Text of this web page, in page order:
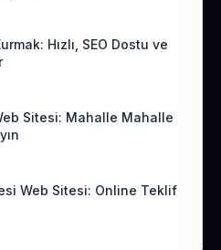
Hızlı, SEO Dostu ve
Sitesi: Mahalle Mahalle
Web Sitesi: Online Teklif